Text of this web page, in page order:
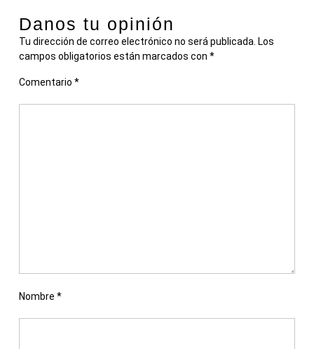
Danos tu opinión
Tu dirección de correo electrónico no será publicada. Los
campos obligatorios están marcados con *
Comentario *
Nombre *